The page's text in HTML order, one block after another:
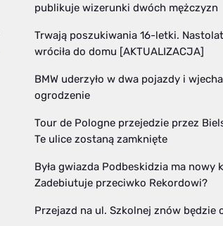
publikuje wizerunki dwóch mężczyzn
Trwają poszukiwania 16-letki.
wróciła do domu [AKTUALIZACJA]
BMW uderzyło w dwa pojazdy i
ogrodzenie
Tour de Pologne przejedzie przez
Te ulice zostaną zamknięte
Była gwiazda Podbeskidzia ma nowy
Zadebiutuje przeciwko Rekordowi?
Przejazd na ul. Szkolnej znów będzie